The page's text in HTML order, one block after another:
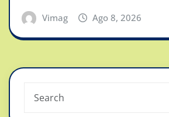
Vimag Ago 8, 2026